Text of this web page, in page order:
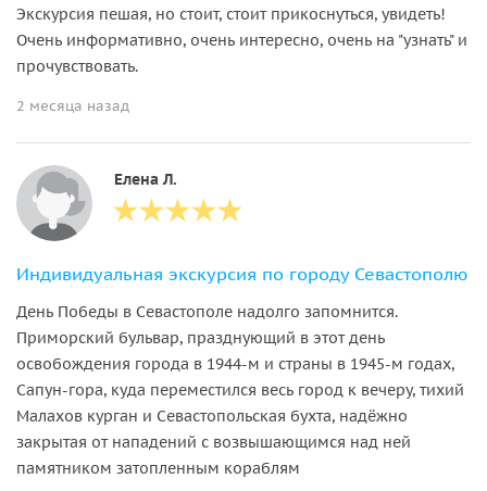
Экскурсия пешая, но стоит, стоит прикоснуться, увидеть!
Очень информативно, очень интересно, очень на "узнать" и
прочувствовать.
2 месяца назад
Елена Л.
Индивидуальная экскурсия по городу Севастополю
День Победы в Севастополе надолго запомнится.
Приморский бульвар, празднующий в этот день
освобождения города в 1944-м и страны в 1945-м годах,
Сапун-гора, куда переместился весь город к вечеру, тихий
Малахов курган и Севастопольская бухта, надёжно
закрытая от нападений с возвышающимся над ней
памятником затопленным кораблям